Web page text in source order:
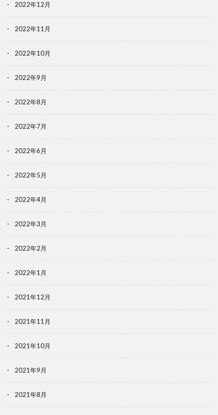
2022年12月
2022年11月
2022年10月
2022年9月
2022年8月
2022年7月
2022年6月
2022年5月
2022年4月
2022年3月
2022年2月
2022年1月
2021年12月
2021年11月
2021年10月
2021年9月
2021年8月